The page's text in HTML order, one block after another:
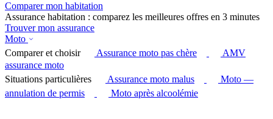
Comparer mon habitation
Assurance habitation : comparez les meilleures offres en 3 minutes
Trouver mon assurance
Moto
Comparer et choisir
Assurance moto pas chère
AMV
assurance moto
Situations particulières
Assurance moto malus
Moto —
annulation de permis
Moto après alcoolémie